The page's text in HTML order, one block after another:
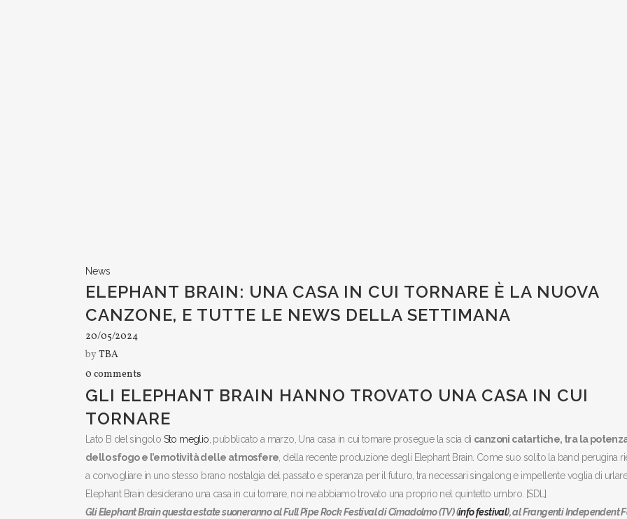
News
ELEPHANT BRAIN: UNA CASA IN CUI TORNARE È LA NUOVA
CANZONE, E TUTTE LE NEWS DELLA SETTIMANA
20/05/2024
byTBA
0 comments
GLI ELEPHANT BRAIN HANNO TROVATO UNA CASA IN CUI
TORNARE
Lato B del singolo Sto meglio , pubblicato a marzo, Una casa in cui tornare prosegue la scia di canzoni catartiche, tra la
dello sfogo e l’emotività delle atmosfere , della recente produzione degli Elephant Brain. Come suo solito la band perugina
a convogliare in uno stesso brano nostalgia del passato e speranza per il futuro, tra necessari singalong e impellente voglia di
Elephant Brain desiderano una casa in cui tornare, noi ne abbiamo trovato una proprio nel quintetto umbro. [SDL]
Gli Elephant Brain questa estate suoneranno al Full Pipe Rock Festival di Cimadolmo (TV) (info festival), al Frangenti Independent